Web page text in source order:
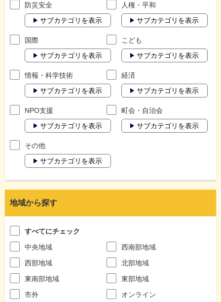
防災安全
サブカテゴリを表示
人権・平和
サブカテゴリを表示
国際
サブカテゴリを表示
こども
サブカテゴリを表示
情報・科学技術
サブカテゴリを表示
経済
サブカテゴリを表示
NPO支援
サブカテゴリを表示
町会・自治会
サブカテゴリを表示
その他
サブカテゴリを表示
地域から探す
すべてにチェック
中央地域
西南部地域
西部地域
北部地域
東南部地域
東部地域
市外
オンライン